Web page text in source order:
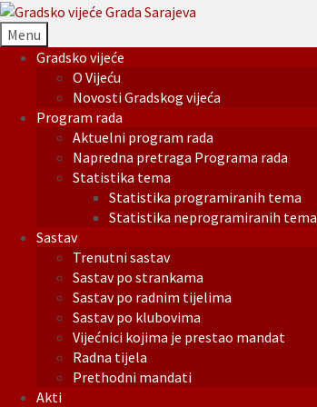
Menu
Gradsko vijeće
O Vijeću
Novosti Gradskog vijeća
Program rada
Aktuelni program rada
Napredna pretraga Programa rada
Statistika tema
Statistika programiranih tema
Statistika neprogramiranih tema
Sastav
Trenutni sastav
Sastav po strankama
Sastav po radnim tijelima
Sastav po klubovima
Vijećnici kojima je prestao mandat
Radna tijela
Prethodni mandati
Akti